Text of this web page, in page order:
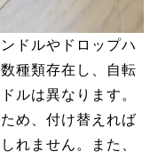
ドルやドロップハ
種類存在し、自転
ルは異なります。
め、付け替えれば
れません。また、